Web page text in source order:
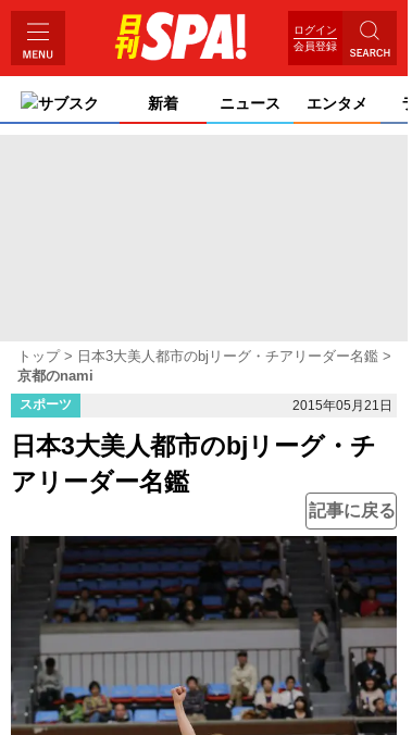
ログイン
会員登録
サブスク 新着 ニュース エンタメ
トップ
日本3大美人都市のbjリーグ・チアリーダー名鑑
京都のnami
スポーツ 2015年05月21日
日本3大美人都市のbjリーグ・チ
アリーダー名鑑
記事に戻る